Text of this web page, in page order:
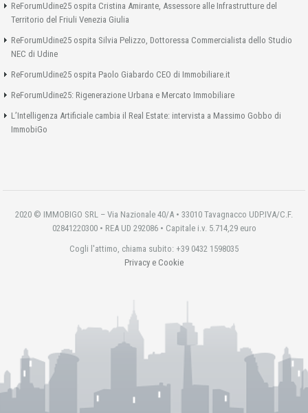
ReForumUdine25 ospita Cristina Amirante, Assessore alle Infrastrutture del
Territorio del Friuli Venezia Giulia
ReForumUdine25 ospita Silvia Pelizzo, Dottoressa Commercialista dello Studio
NEC di Udine
ReForumUdine25 ospita Paolo Giabardo CEO di Immobiliare.it
ReForumUdine25: Rigenerazione Urbana e Mercato Immobiliare
L’Intelligenza Artificiale cambia il Real Estate: intervista a Massimo Gobbo di
ImmobiGo
2020 © IMMOBIGO SRL – Via Nazionale 40/A • 33010 Tavagnacco UDP.IVA/C.F.
02841220300 • REA UD 292086 • Capitale i.v. 5.714,29 euro
Cogli l'attimo, chiama subito: +39 0432 1598035
Privacy e Cookie